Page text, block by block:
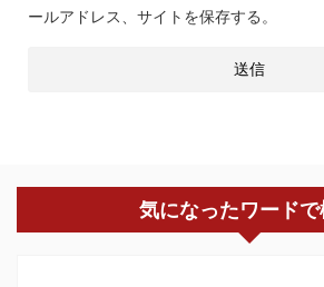
ールアドレス、サイトを保存する。
気になったワード